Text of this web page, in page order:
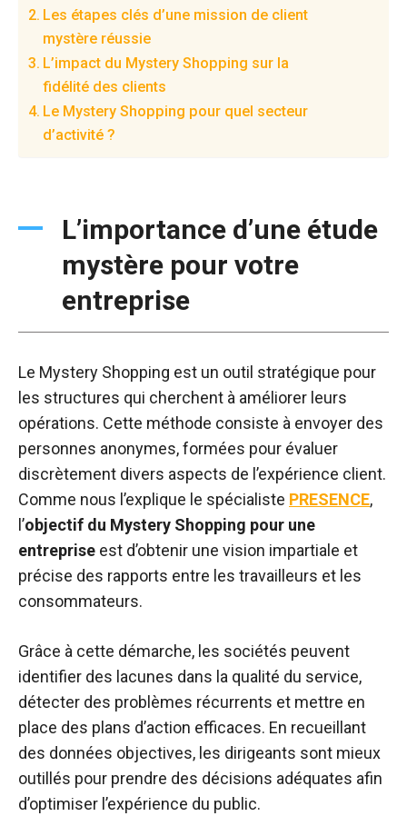
Les étapes clés d’une mission de client
mystère réussie
L’impact du Mystery Shopping sur la
fidélité des clients
Le Mystery Shopping pour quel secteur
d’activité ?
L’importance d’une étude
mystère pour votre
entreprise
Le Mystery Shopping est un outil stratégique pour
les structures qui cherchent à améliorer leurs
opérations. Cette méthode consiste à envoyer des
personnes anonymes, formées pour évaluer
discrètement divers aspects de l’expérience client.
Comme nous l’explique le spécialiste PRESENCE,
l’objectif du Mystery Shopping pour une
entreprise est d’obtenir une vision impartiale et
précise des rapports entre les travailleurs et les
consommateurs.
Grâce à cette démarche, les sociétés peuvent
identifier des lacunes dans la qualité du service,
détecter des problèmes récurrents et mettre en
place des plans d’action efficaces. En recueillant
des données objectives, les dirigeants sont mieux
outillés pour prendre des décisions adéquates afin
d’optimiser l’expérience du public.